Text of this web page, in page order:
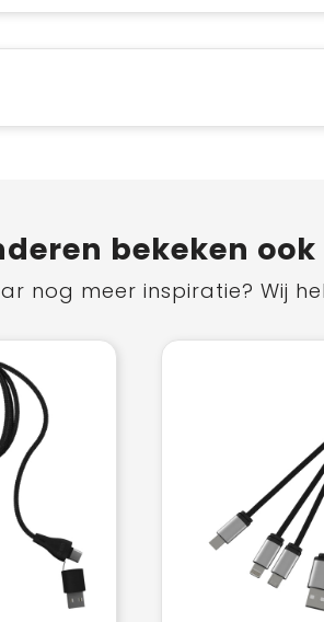
bekeken ook
nog meer inspiratie? Wij